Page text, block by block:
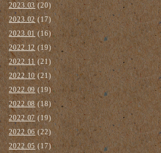
2023.03(20)
2023.02(17)
2023.01 (16)
2022.12(19)
2022.11(21)
2022.10(21)
2022.09 (19)
2022.08(18)
2022.07 (19)
2022.06(22)
2022.05 (17)